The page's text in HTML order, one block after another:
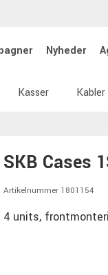
Nyheder
Kasser Kabler
SKB Cases
Artikelnummer 1801154
4 units,